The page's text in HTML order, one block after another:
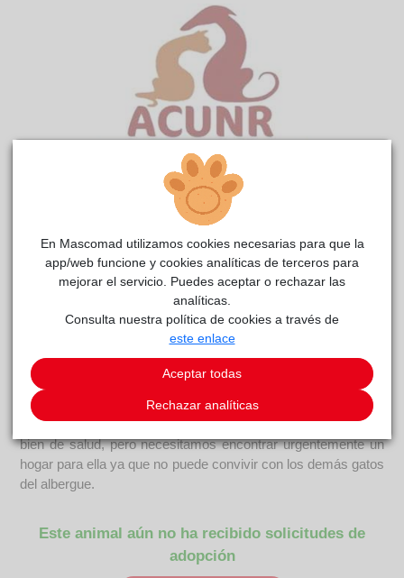
reside actualmente en el centro de
COMENTARIOS
Maya es maravillosa, por donde la mires. Tiene un carácter
dulce y tranquilo y es súper cariñosa, le encanta estar en tus
brazos mientras observa curiosa todo a tu alrededor a la vez
que restriega su carita contra la tuya. Conocerla es
enamorarse de ella SALUD: Test enfermedades – ha
resultado positiva en Inmunodeficiencia felina, se encuentra
bien de salud, pero necesitamos encontrar urgentemente un
hogar para ella ya que no puede convivir con los demás gatos
del albergue.
Este animal aún no ha recibido solicitudes de
adopción
En Mascomad utilizamos cookies necesarias para que la
app/web funcione y cookies analíticas de terceros para
mejorar el servicio. Puedes aceptar o rechazar las
analíticas.
Consulta nuestra política de cookies a través de
este enlace
Aceptar todas
Rechazar analíticas